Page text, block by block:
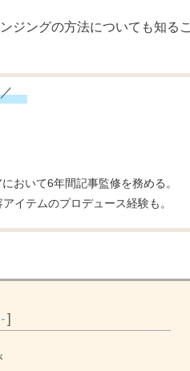
ジングの方法についても知るこ
おいて6年間記事監修を務める。
イテムのプロデュース経験も。
-]